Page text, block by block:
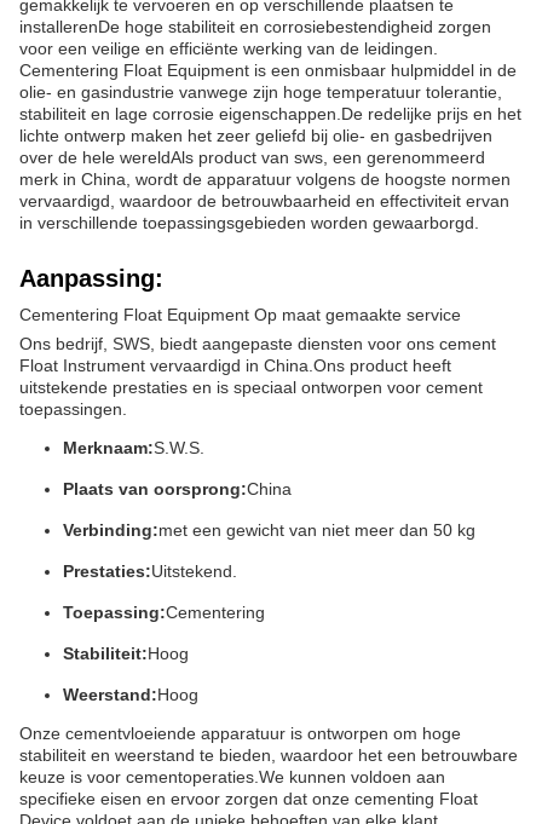
gemakkelijk te vervoeren en op verschillende plaatsen te
installerenDe hoge stabiliteit en corrosiebestendigheid zorgen
voor een veilige en efficiënte werking van de leidingen.
Cementering Float Equipment is een onmisbaar hulpmiddel in de
olie- en gasindustrie vanwege zijn hoge temperatuur tolerantie,
stabiliteit en lage corrosie eigenschappen.De redelijke prijs en het
lichte ontwerp maken het zeer geliefd bij olie- en gasbedrijven
over de hele wereldAls product van sws, een gerenommeerd
merk in China, wordt de apparatuur volgens de hoogste normen
vervaardigd, waardoor de betrouwbaarheid en effectiviteit ervan
in verschillende toepassingsgebieden worden gewaarborgd.
Aanpassing:
Cementering Float Equipment Op maat gemaakte service
Ons bedrijf, SWS, biedt aangepaste diensten voor ons cement
Float Instrument vervaardigd in China.Ons product heeft
uitstekende prestaties en is speciaal ontworpen voor cement
toepassingen.
Merknaam:S.W.S.
Plaats van oorsprong:China
Verbinding:met een gewicht van niet meer dan 50 kg
Prestaties:Uitstekend.
Toepassing:Cementering
Stabiliteit:Hoog
Weerstand:Hoog
Onze cementvloeiende apparatuur is ontworpen om hoge
stabiliteit en weerstand te bieden, waardoor het een betrouwbare
keuze is voor cementoperaties.We kunnen voldoen aan
specifieke eisen en ervoor zorgen dat onze cementing Float